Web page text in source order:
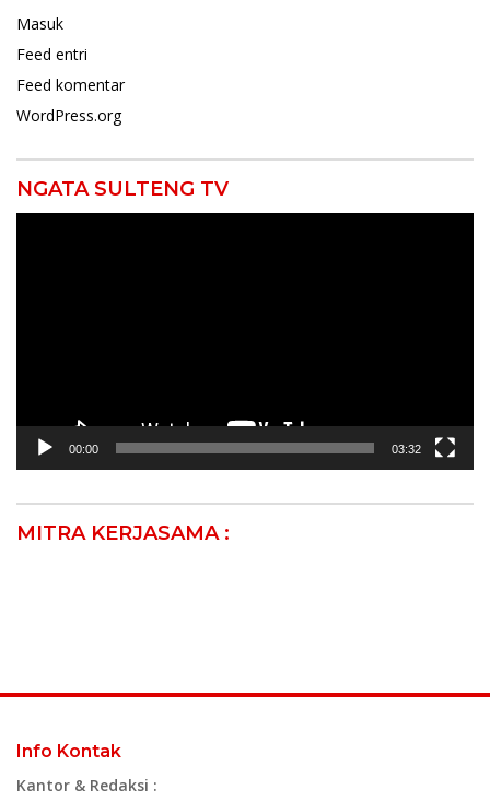
Masuk
Feed entri
Feed komentar
WordPress.org
NGATA SULTENG TV
00:00 03:32
MITRA KERJASAMA :
Info Kontak
Kantor & Redaksi :